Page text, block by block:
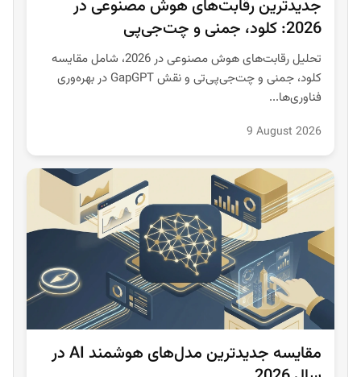
جدیدترین رقابت‌های هوش مصنوعی در
2026: کلود، جمنی و چت‌جی‌پی
تحلیل رقابت‌های هوش مصنوعی در 2026، شامل مقایسه
کلود، جمنی و چت‌جی‌پی‌تی و نقش GapGPT در بهره‌وری
فناوری‌ها...
9 August 2026
مقایسه جدیدترین مدل‌های هوشمند AI در